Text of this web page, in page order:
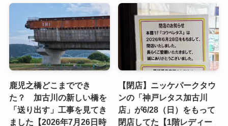
鹿児之橋どこまででき
た？ 加古川の新しい橋を
「送り出す」工事を見てき
ました【2026年7月26日時
【閉店】ニッケパークタウ
ンの「神戸レタス加古川
店」が6/28（日）をもって
閉店してた【1階レディー